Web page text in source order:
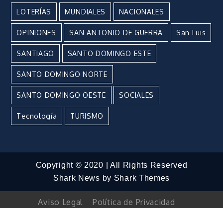
LOTERÍAS MUNDIALES NACIONALES
OPINIONES SAN ANTONIO DE GUERRA San Luis
SANTIAGO SANTO DOMINGO ESTE
SANTO DOMINGO NORTE
SANTO DOMINGO OESTE SOCIALES
Tecnología TURISMO
Copyright © 2020 | All Rights Reserved
Shark News by Shark Themes
Aviso Legal
Política de Privacidad